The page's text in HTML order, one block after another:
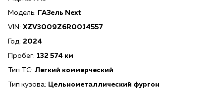
Модель: ГАЗель Next
VIN: XZV3009Z6R0014557
Год: 2024
Пробег: 132 574 км
Тип ТС: Легкий коммерческий
Тип кузова: Цельнометаллический фургон